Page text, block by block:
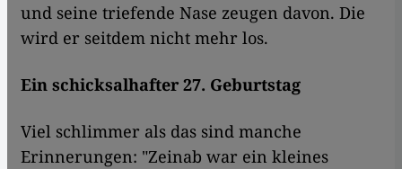
und seine triefende Nase zeugen davon. Die
wird er seitdem nicht mehr los.
Ein schicksalhafter 27. Geburtstag
Viel schlimmer als das sind manche
Erinnerungen: "Zeinab war ein kleines